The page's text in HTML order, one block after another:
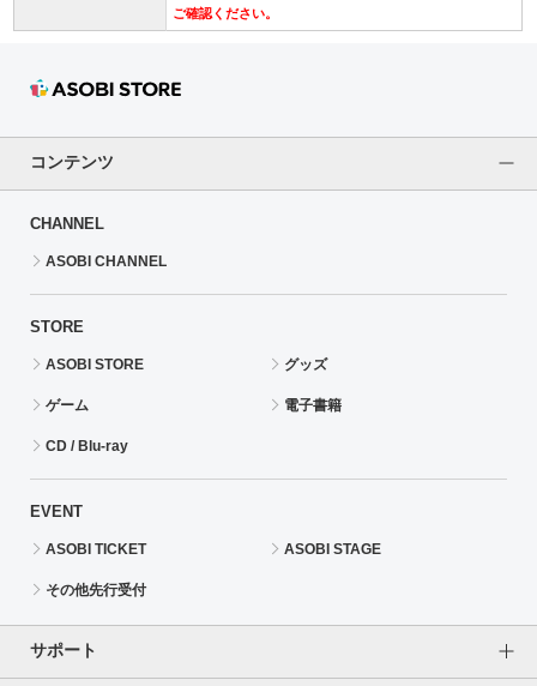
ご確認ください。
コンテンツ
CHANNEL
ASOBI CHANNEL
STORE
ASOBI STORE グッズ
ゲーム 電子書籍
CD / Blu-ray
EVENT
ASOBI TICKET ASOBI STAGE
その他先行受付
サポート